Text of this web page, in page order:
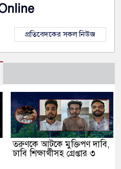
প্রতিবেদকের সকল নিউজ
তরুণকে আটকে মুক্তিপণ দাবি,
ঢাবি শিক্ষার্থীসহ গ্রেপ্তার ৩